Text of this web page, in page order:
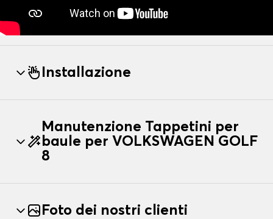
Installazione
Manutenzione Tappetini per
baule per VOLKSWAGEN GOLF
8
Foto dei nostri clienti